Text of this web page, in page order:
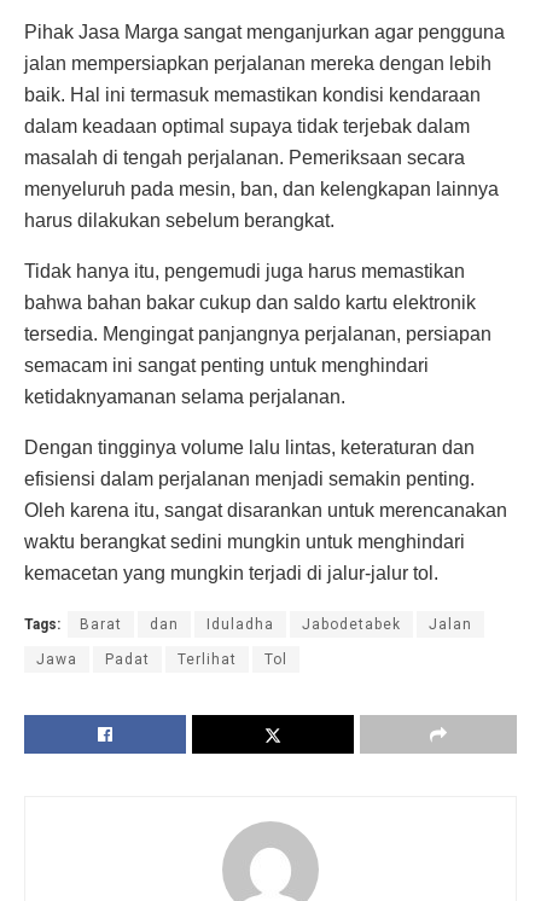
Pihak Jasa Marga sangat menganjurkan agar pengguna
jalan mempersiapkan perjalanan mereka dengan lebih
baik. Hal ini termasuk memastikan kondisi kendaraan
dalam keadaan optimal supaya tidak terjebak dalam
masalah di tengah perjalanan. Pemeriksaan secara
menyeluruh pada mesin, ban, dan kelengkapan lainnya
harus dilakukan sebelum berangkat.
Tidak hanya itu, pengemudi juga harus memastikan
bahwa bahan bakar cukup dan saldo kartu elektronik
tersedia. Mengingat panjangnya perjalanan, persiapan
semacam ini sangat penting untuk menghindari
ketidaknyamanan selama perjalanan.
Dengan tingginya volume lalu lintas, keteraturan dan
efisiensi dalam perjalanan menjadi semakin penting.
Oleh karena itu, sangat disarankan untuk merencanakan
waktu berangkat sedini mungkin untuk menghindari
kemacetan yang mungkin terjadi di jalur-jalur tol.
Tags: Barat dan Iduladha Jabodetabek Jalan
Jawa Padat Terlihat Tol